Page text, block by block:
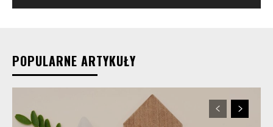
POPULARNE ARTYKUŁY